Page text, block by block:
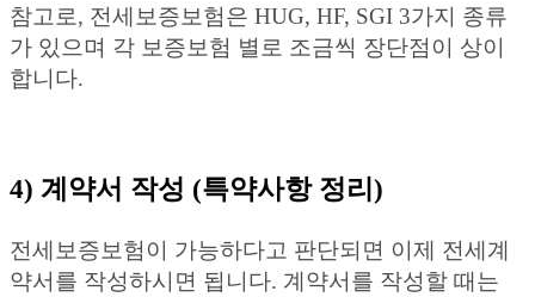
참고로, 전세보증보험은 HUG, HF, SGI 3가지 종류
가 있으며 각 보증보험 별로 조금씩 장단점이 상이
합니다.
4) 계약서 작성 (특약사항 정리)
전세보증보험이 가능하다고 판단되면 이제 전세계
약서를 작성하시면 됩니다. 계약서를 작성할 때는